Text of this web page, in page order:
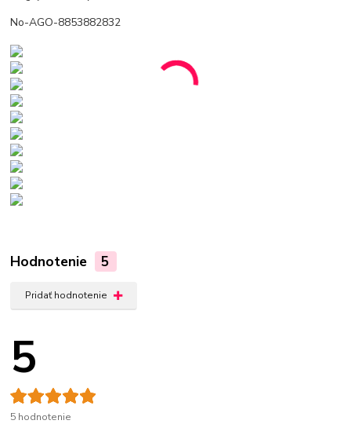
No-AGO-8853882832
Hodnotenie 5
Pridať hodnotenie
5
5 hodnotenie